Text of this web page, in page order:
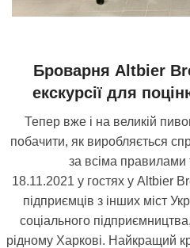
Броварня Altbier
екскурсії для
Тепер вже і на великій
побачити, як виробляється
за всіма правилами
18.11.2021 у гостях у Altbier
підприємців з інших міст
соціального
рідному Харкові. Найкращий